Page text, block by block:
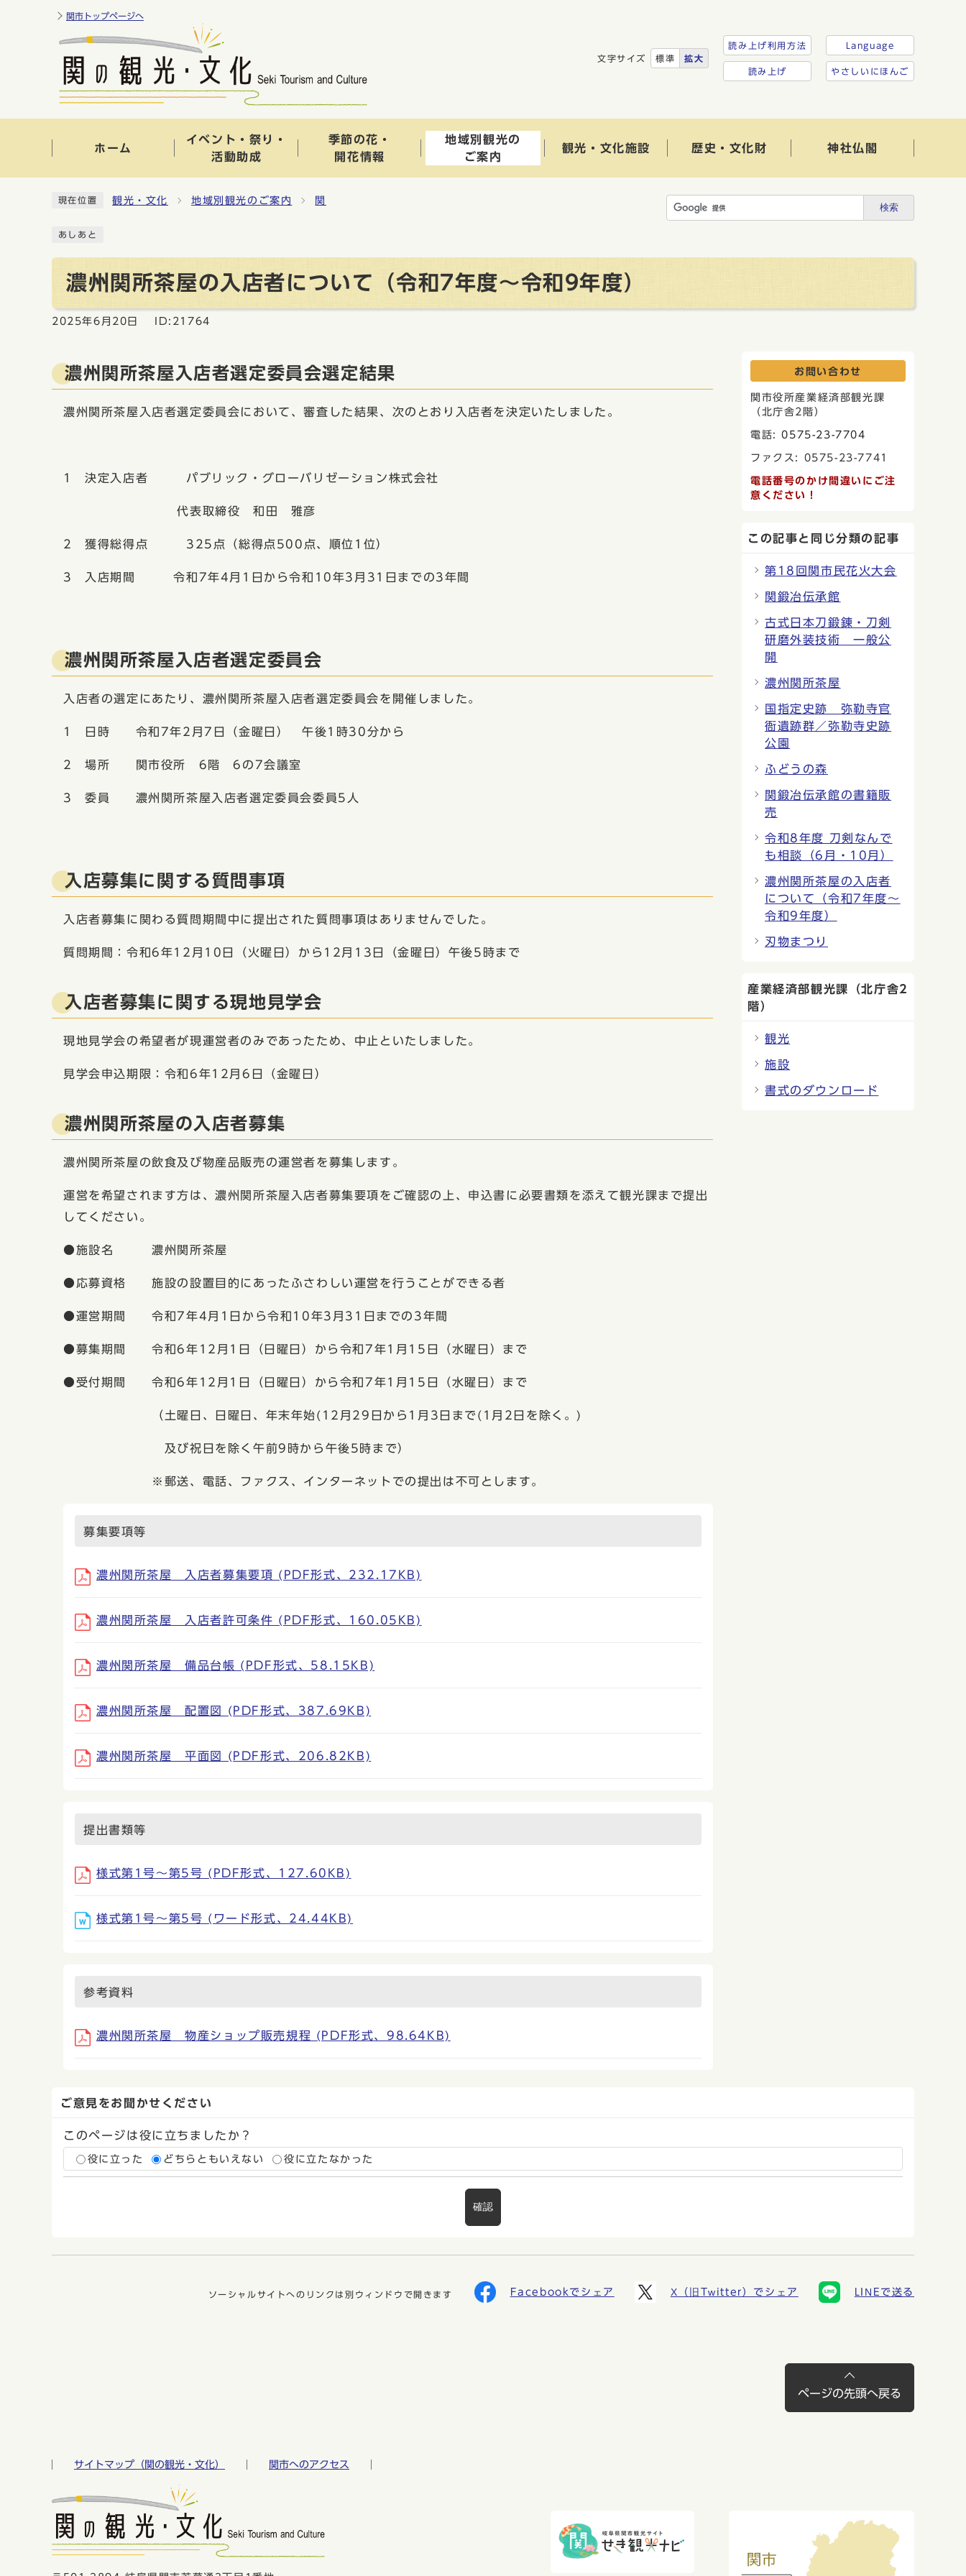
関市トップページへ
文字サイズ 標準 拡大
読み上げ利用方法
読み上げ
Language
やさしいにほんご
ホーム
イベント・祭り・
活動助成
季節の花・
開花情報
地域別観光の
ご案内
観光・文化施設 歴史・文化財 神社仏閣
検索
現在位置 観光・文化 地域別観光のご案内 関
あしあと
濃州関所茶屋の入店者について（令和7年度〜令和9年度）
2025年6月20日 ID:21764
濃州関所茶屋入店者選定委員会選定結果
濃州関所茶屋入店者選定委員会において、審査した結果、次のとおり入店者を決定いたしました。
1 決定入店者 パブリック・グローバリゼーション株式会社
代表取締役 和田 雅彦
2 獲得総得点 325点（総得点500点、順位1位）
3 入店期間 令和7年4月1日から令和10年3月31日までの3年間
濃州関所茶屋入店者選定委員会
入店者の選定にあたり、濃州関所茶屋入店者選定委員会を開催しました。
1 日時 令和7年2月7日（金曜日） 午後1時30分から
2 場所 関市役所 6階 6の7会議室
3 委員 濃州関所茶屋入店者選定委員会委員5人
入店募集に関する質問事項
入店者募集に関わる質問期間中に提出された質問事項はありませんでした。
質問期間：令和6年12月10日（火曜日）から12月13日（金曜日）午後5時まで
入店者募集に関する現地見学会
現地見学会の希望者が現運営者のみであったため、中止といたしました。
見学会申込期限：令和6年12月6日（金曜日）
濃州関所茶屋の入店者募集
濃州関所茶屋の飲食及び物産品販売の運営者を募集します。
運営を希望されます方は、濃州関所茶屋入店者募集要項をご確認の上、申込書に必要書類を添えて観光課まで提出
してください。
●施設名 濃州関所茶屋
●応募資格 施設の設置目的にあったふさわしい運営を行うことができる者
●運営期間 令和7年4月1日から令和10年3月31日までの3年間
●募集期間 令和6年12月1日（日曜日）から令和7年1月15日（水曜日）まで
●受付期間 令和6年12月1日（日曜日）から令和7年1月15日（水曜日）まで
（土曜日、日曜日、年末年始(12月29日から1月3日まで(1月2日を除く。)
及び祝日を除く午前9時から午後5時まで）
※郵送、電話、ファクス、インターネットでの提出は不可とします。
募集要項等
濃州関所茶屋 入店者募集要項 (PDF形式、232.17KB)
濃州関所茶屋 入店者許可条件 (PDF形式、160.05KB)
濃州関所茶屋 備品台帳 (PDF形式、58.15KB)
濃州関所茶屋 配置図 (PDF形式、387.69KB)
濃州関所茶屋 平面図 (PDF形式、206.82KB)
提出書類等
様式第1号〜第5号 (PDF形式、127.60KB)
様式第1号〜第5号 (ワード形式、24.44KB)
参考資料
濃州関所茶屋 物産ショップ販売規程 (PDF形式、98.64KB)
お問い合わせ
関市役所産業経済部観光課
（北庁舎2階）
電話:0575-23-7704
ファクス: 0575-23-7741
電話番号のかけ間違いにご注
意ください！
この記事と同じ分類の記事
第18回関市民花火大会
関鍛冶伝承館
古式日本刀鍛錬・刀剣
研磨外装技術 一般公
開
濃州関所茶屋
国指定史跡 弥勒寺官
衙遺跡群／弥勒寺史跡
公園
ふどうの森
関鍛冶伝承館の書籍販
売
令和8年度 刀剣なんで
も相談（6月・10月）
濃州関所茶屋の入店者
について（令和7年度〜
令和9年度）
刃物まつり
産業経済部観光課（北庁舎2
階）
観光
施設
書式のダウンロード
ご意見をお聞かせください
このページは役に立ちましたか？
役に立った どちらともいえない 役に立たなかった
確認
ソーシャルサイトへのリンクは別ウィンドウで開きます Facebookでシェア X（旧Twitter）でシェア LINEで送る
ページの先頭へ戻る
サイトマップ（関の観光・文化） 関市へのアクセス